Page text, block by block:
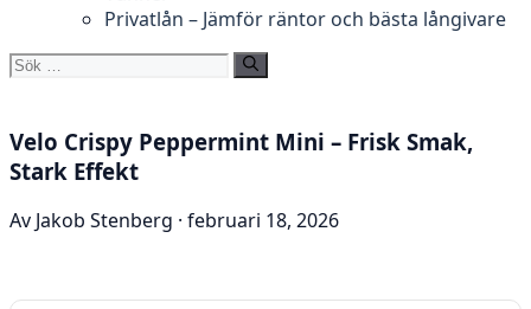
Privatlån – Jämför räntor och bästa långivare
Sök
Velo Crispy Peppermint Mini – Frisk Smak,
Stark Effekt
Av Jakob Stenberg · februari 18, 2026